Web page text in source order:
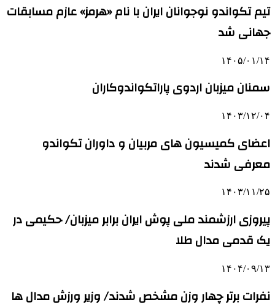
تیم تکواندو نوجوانان ایران با نام «هرمز» عازم مسابقات
جهانی شد
۱۴۰۵/۰۱/۱۴
سمنان میزبان اردوی پاراتکواندوکاران
۱۴۰۳/۱۲/۰۴
اعضای کمیسیون های مربیان و داوران تکواندو
معرفی شدند
۱۴۰۳/۱۱/۲۵
پیروزی ارزشمند ملی پوش ایران برابر میزبان/ حکیمی در
یک قدمی مدال طلا
۱۴۰۴/۰۹/۱۳
نفرات برتر چهار وزن مشخص شدند/ وزیر ورزش مدال ها